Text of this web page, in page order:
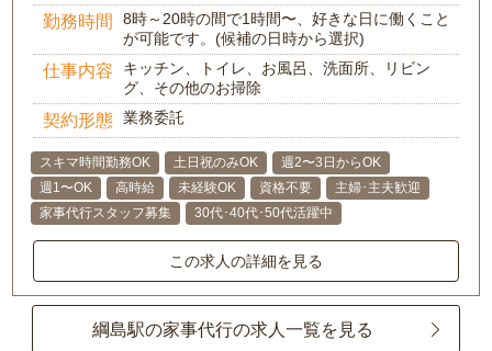
勤務時間
8時～20時の間で1時間〜、好きな日に働くこと
が可能です。(候補の日時から選択)
仕事内容
キッチン、トイレ、お風呂、洗面所、リビン
グ、その他のお掃除
契約形態 業務委託
スキマ時間勤務OK 土日祝のみOK
週2〜3日からOK
週1〜OK
高時給 未経験OK 資格不要
主婦･主夫歓迎
家事代行スタッフ募集
30代･40代･50代活躍中
この求人の詳細を見る
綱島駅の家事代行の求人一覧を見る